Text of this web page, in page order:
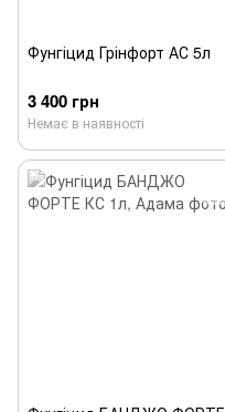
Фунгіцид Грінфорт АС 5л
3 400 грн
Немає в наявності